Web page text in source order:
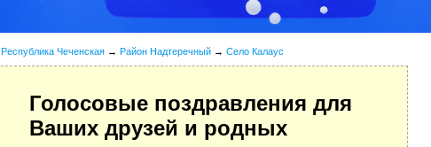
Республика Чеченская → Район Надтеречный → Село Калаус
Голосовые поздравления для
Ваших друзей и родных